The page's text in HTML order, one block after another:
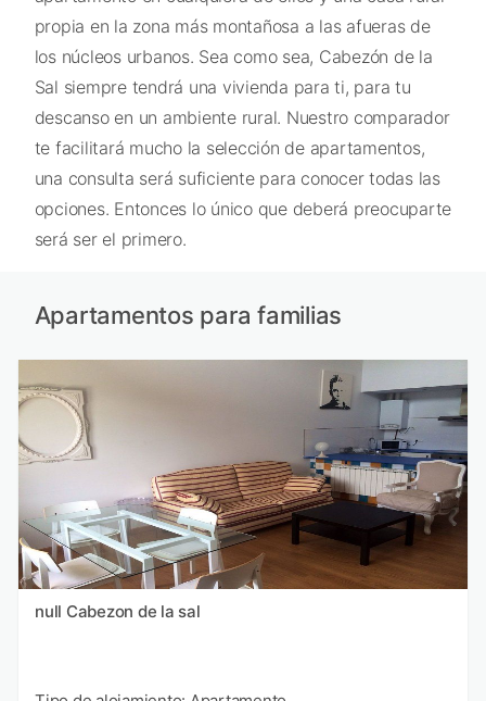
propia en la zona más montañosa a las afueras de
los núcleos urbanos. Sea como sea, Cabezón de la
Sal siempre tendrá una vivienda para ti, para tu
descanso en un ambiente rural. Nuestro comparador
te facilitará mucho la selección de apartamentos,
una consulta será suficiente para conocer todas las
opciones. Entonces lo único que deberá preocuparte
será ser el primero.
Apartamentos para familias
null Cabezon de la sal